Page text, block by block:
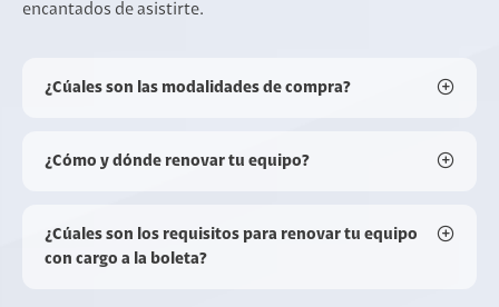
encantados de asistirte.
¿Cúales son las modalidades de compra?
¿Cómo y dónde renovar tu equipo?
¿Cúales son los requisitos para renovar tu equipo
con cargo a la boleta?